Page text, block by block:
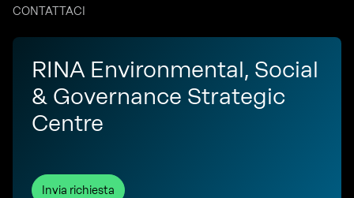
CONTATTACI
RINA Environmental, Social
& Governance Strategic
Centre
Invia richiesta